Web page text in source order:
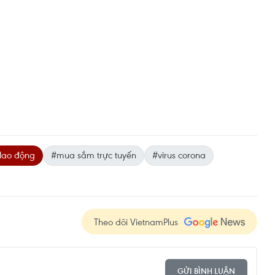
động #mua sắm trực tuyến #virus corona
Theo dõi VietnamPlus
GỬI BÌNH LUẬN